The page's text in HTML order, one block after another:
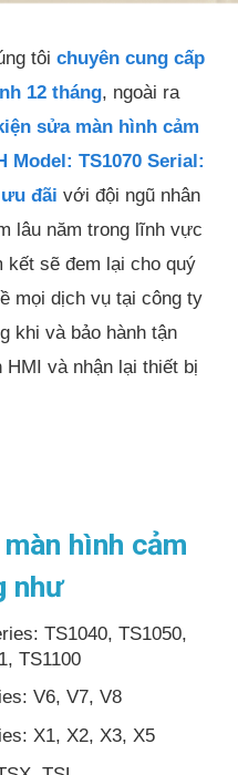
tôichuyên cung cấp
12 tháng, ngoài ra
sửa màn hình cảm
Model: TS1070 Serial:
đãi với đội ngũ nhân
lâu năm trong lĩnh vực
kết sẽ đem lại cho quý
mọi dịch vụ tại công ty
khi và bảo hành tận
và nhận lại thiết bị
hình cảm
như
TS1040, TS1050,
TS1100
V6, V7, V8
X1, X2, X3, X5